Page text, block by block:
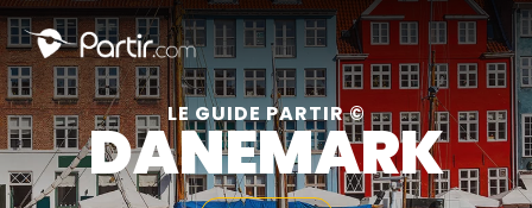
LE GUIDE PARTIR ©
DANEMARK
Fermer
📍 Destinations populaires